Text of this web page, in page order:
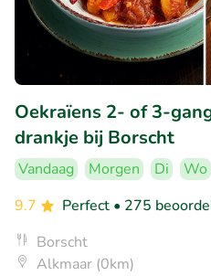
Oekraïens 2- of 3-
drankje bij Borscht
Vandaag Morgen Di Wo
9.7
Perfect • 275
Borscht
Alkmaar (0km)